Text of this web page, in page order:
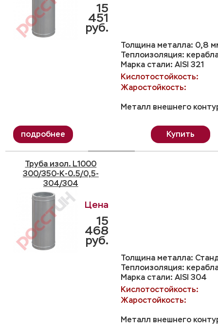
Толщина металла: 0,8
Теплоизоляция:
Марка стали: AISI 321
Кислотостойкость:
Жаростойкость:
Металл внешнего
15
451
руб.
Купить
Труба изол. L1000
300/350-K-0.5/0,5-
304/304
Толщина металла:
Теплоизоляция:
Марка стали: AISI 304
Кислотостойкость:
Жаростойкость:
Металл внешнего
15
468
руб.